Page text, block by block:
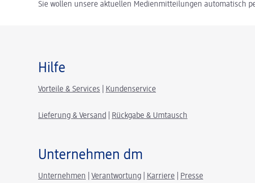
Sie wollen unsere aktuellen Medienmitteilungen automatisch
Hilfe
Vorteile & Services Kundenservice
Lieferung & Versand Rückgabe & Umtausch
Unternehmen dm
Unternehmen Verantwortung Karriere Presse